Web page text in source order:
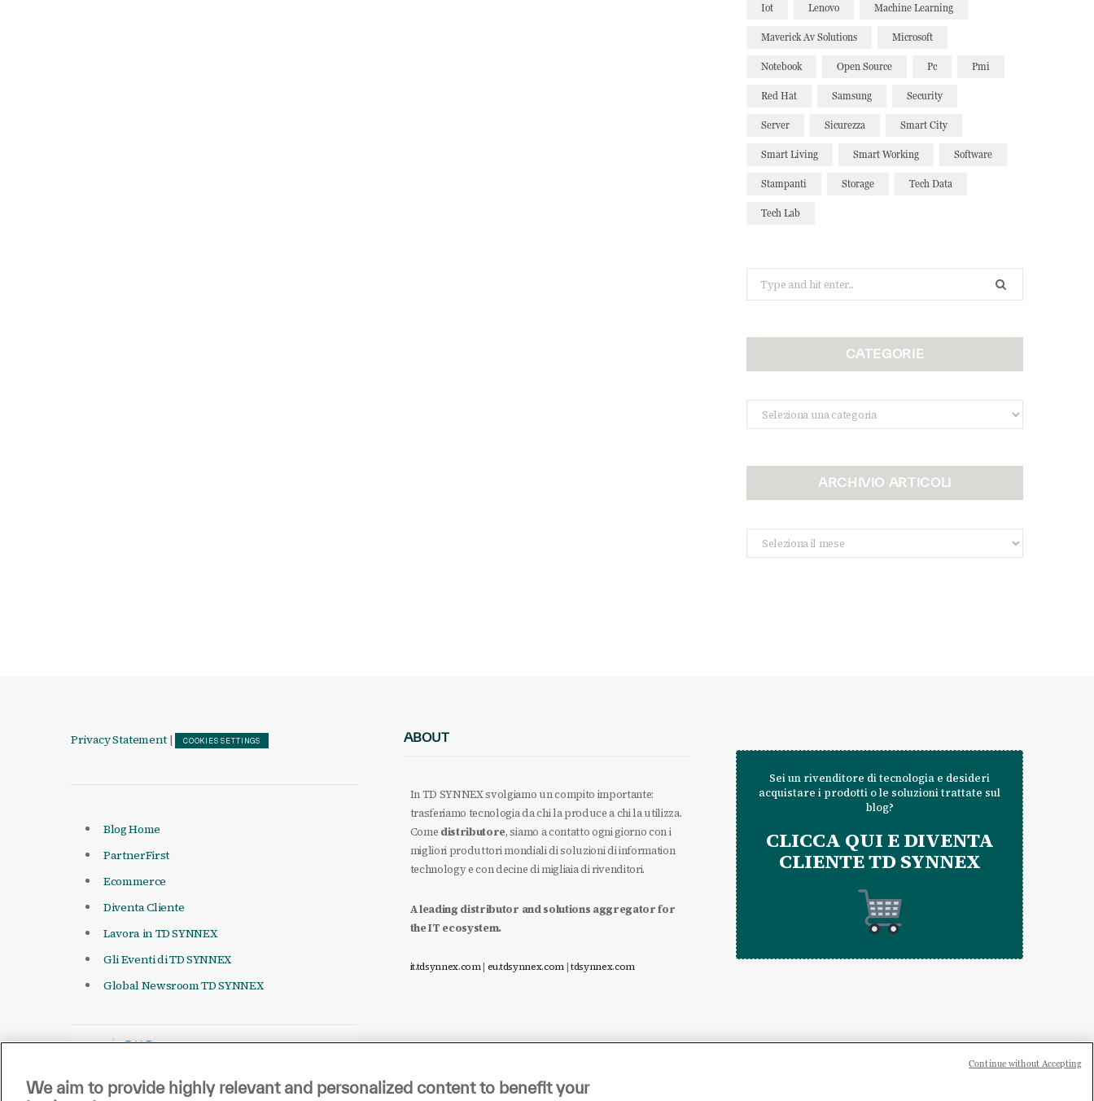
Iot Lenovo Machine Learning
Maverick Av Solutions Microsoft
Notebook Open Source Pc Pmi
Red Hat Samsung Security
Server Sicurezza Smart City
Smart Living Smart Working Software
Stampanti Storage Tech Data
Tech Lab
for:
CATEGORIE
Categorie
ARCHIVIO ARTICOLI
Archivio
Articoli
Privacy Statement | COOKIES SETTINGS
Blog Home
PartnerFirst
Ecommerce
Diventa Cliente
Lavora in TD SYNNEX
Gli Eventi di TD SYNNEX
Global Newsroom TD SYNNEX
ABOUT
In TD SYNNEX svolgiamo un compito importante:
trasferiamo tecnologia da chi la produce a chi la utilizza.
Come distributore, siamo a contatto ogni giorno con i
migliori produttori mondiali di soluzioni di information
technology e con decine di migliaia di rivenditori.
A leading distributor and solutions aggregator for
the IT ecosystem.
it.tdsynnex.com| eu.tdsynnex.com|tdsynnex.com
Sei un rivenditore di tecnologia e desideri
acquistare i prodotti o le soluzioni trattate sul
blog?
CLICCA QUI E DIVENTA
CLIENTE TD SYNNEX
We aim to provide highly relevant and personalized content to benefit your
Continue without Accepting